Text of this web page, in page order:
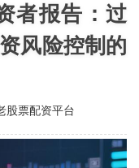
者报告：过
风险控制的
股票配资平台